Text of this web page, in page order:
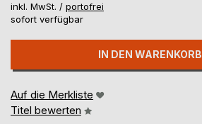
inkl. MwSt. / portofrei
sofort verfügbar
IN DEN WARENKORB
Auf die Merkliste
Titel bewerten